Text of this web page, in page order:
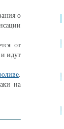
о
от
идут
.
на